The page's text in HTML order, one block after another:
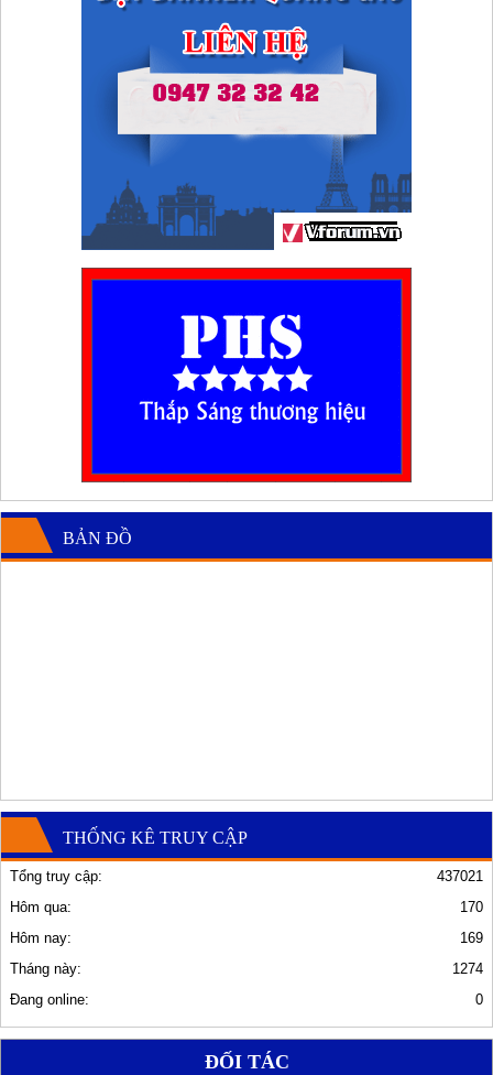
BẢN ĐỒ
THỐNG KÊ TRUY CẬP
437021
Tổng truy cập:
170
Hôm qua:
169
Hôm nay:
1274
Tháng này:
0
Đang online:
ĐỐI TÁC